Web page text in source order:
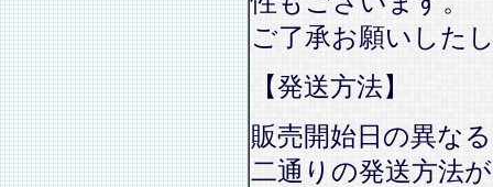
ご了承お願いした
【発送方法】
販売開始日の異な
二通りの発送方法